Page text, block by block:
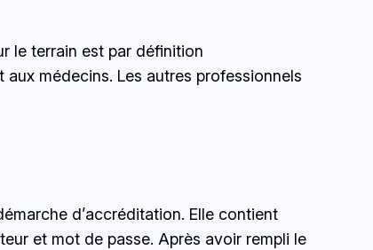
le terrain est par définition
médecins. Les autres professionnels
d’accréditation. Elle contient
et mot de passe. Après avoir rempli le